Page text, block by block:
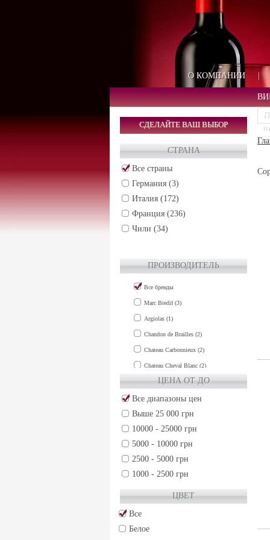
О КОМПАНИИ |
СДЕЛАЙТЕ ВАШ ВЫБОР
СТРАНА
Все страны
Германия (3)
Италия (172)
Франция (236)
Чили (34)
ПРОИЗВОДИТЕЛЬ
Все бренды
Marc Bredif (3)
Argiolas (1)
Chandon de Brailles (2)
Chateau Carbonnieux (2)
Chateau Cheval Blanc (2)
Chateau Clinet (1)
Chateau Cos d'Estournel (1)
Chateau de Fieuzal (1)
Chateau Grand-Puy-Lacoste (2)
Chateau Gruaud Larose (2)
Chateau Guiraud (1)
Chateau Haut-Brion (3)
ЦЕНА ОТ ДО
Все диапазоны цен
Выше 25 000 грн
10000 - 25000 грн
5000 - 10000 грн
2500 - 5000 грн
1000 - 2500 грн
250 - 500 грн
50 - 250 грн
ЦВЕТ
Все
Белое